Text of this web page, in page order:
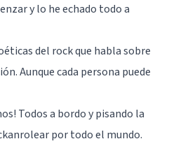
y lo he echado todo a
del rock que habla sobre
Aunque cada persona puede
Todos a bordo y pisando la
por todo el mundo.